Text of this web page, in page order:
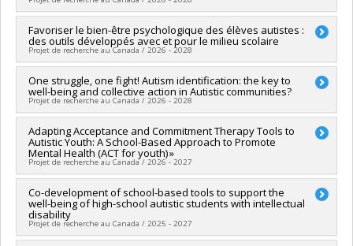
Société et culture (FQRSC)
PV113813-(NP) Soutien à la recherche pour la
relève professorale
Lead researcher :Marie-Aimée Lamarche
Co-researchers :Anne-Marie Nader,Valérie Courchesne
Funding sources:
Grant programs:PVXXXXXX-Subvention d'engagement
partenarial
Favoriser le bien-être psychologique des élèves autistes :
des outils développés avec et pour le milieu scolaire
Projet de recherche au Canada / 2026 - 2028
Lead researcher : Anne-Marie Nader
Co-researchers :Valérie Courchesne,Marie Grandisson
Funding sources:
Grant programs:PVXXXXXX-Subvention d'engagement
partenarial
One struggle, one fight! Autism identification: the key to
well-being and collective action in Autistic communities?
Projet de recherche au Canada / 2026 - 2028
Lead researcher :Valérie Courchesne
Funding sources:CRSH/Conseil de recherches en sciences
humaines du Canada
Grant programs:PVX20020-Subvention institutionnelle du
CRSH - Subventions d'exploration
Adapting Acceptance and Commitment Therapy Tools to
Autistic Youth: A School-Based Approach to Promote
Mental Health (ACT for youth) »
Projet de recherche au Canada / 2026 - 2027
Lead researcher :Véronique Flamand
Co-researchers :Anne-Marie Nader,Valérie Courchesne
Funding sources: Société inclusive
Grant programs:
Co-development of school-based tools to support the
well-being of high-school autistic students with intellectual
disability
Projet de recherche au Canada / 2025 - 2027